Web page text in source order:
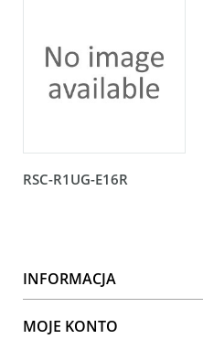
RSC-R1UG-E16R
INFORMACJA
MOJE KONTO